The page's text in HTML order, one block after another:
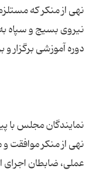
نهی از منکر که
نیروی بسیج و سپاه
نمایندگان مجلس با
نهی از منکر موافقت